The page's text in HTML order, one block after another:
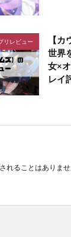
リレビュー
【カ
世界
女×
レイ
れることはありませ